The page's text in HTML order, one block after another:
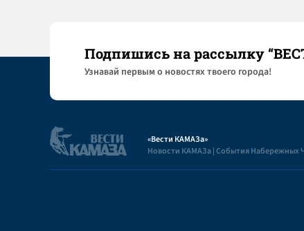
Подпишись на рассылку
Узнaвай первым о новостях твоего города!
«Вести КАМАЗа»
Новости КАМАЗа | События Набережных